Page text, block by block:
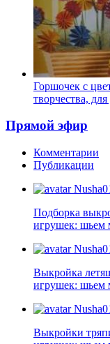
Горшочек с
творчества, для
Прямой эфир
Комментарии
Публикации
Подборка
игрушек: шьем
Выкройка
игрушек: шьем
Выкройки